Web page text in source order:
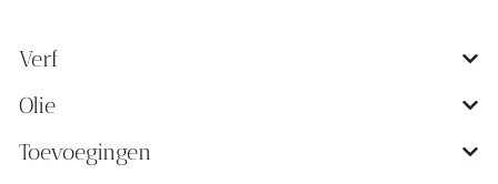
Verf
Olie
Toevoegingen